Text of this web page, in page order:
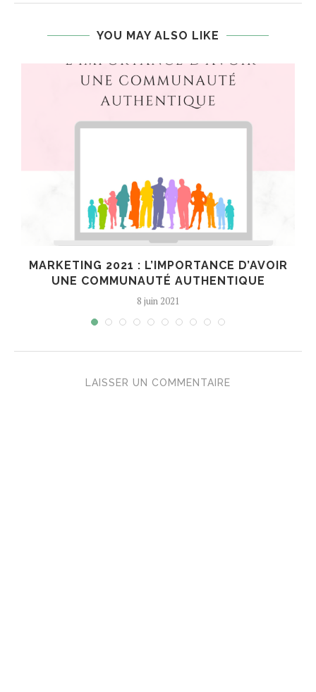
YOU MAY ALSO LIKE
MARKETING 2021 : L’IMPORTANCE D’AVOIR
UNE COMMUNAUTÉ AUTHENTIQUE
8 juin 2021
LAISSER UN COMMENTAIRE